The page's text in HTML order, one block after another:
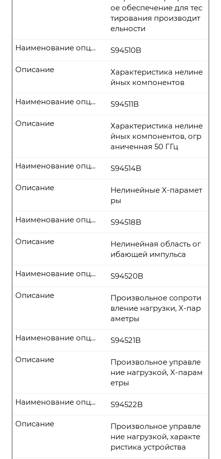
ое обеспечение для тес
тирования производит
ельности
S94510B
Наименование опции
Характеристика нелине
йных компонентов
Описание
S94511B
Наименование опции
Характеристика нелине
йных компонентов, огр
аниченная 50 ГГц
Описание
S94514B
Наименование опции
Нелинейные X-парамет
ры
Описание
S94518B
Наименование опции
Нелинейная область ог
ибающей импульса
Описание
S94520B
Наименование опции
Произвольное сопроти
вление нагрузки, X-пар
аметры
Описание
S94521B
Наименование опции
Произвольное управле
ние нагрузкой, X-парам
етры
Описание
S94522B
Наименование опции
Произвольное управле
ние нагрузкой, характе
ристика устройства
Описание